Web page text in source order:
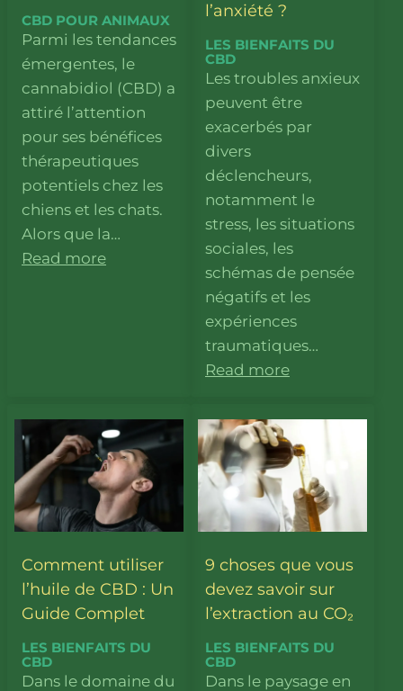
CBD POUR ANIMAUX
Parmi les tendances
émergentes, le
cannabidiol (CBD) a
attiré l’attention
pour ses bénéfices
thérapeutiques
potentiels chez les
chiens et les chats.
Alors que la…
Read more
l’anxiété ?
LES BIENFAITS DU
CBD
Les troubles anxieux
peuvent être
exacerbés par
divers
déclencheurs,
notamment le
stress, les situations
sociales, les
schémas de pensée
négatifs et les
expériences
traumatiques…
Read more
Comment utiliser
l’huile de CBD : Un
Guide Complet
LES BIENFAITS DU
CBD
Dans le domaine du
9 choses que vous
devez savoir sur
l’extraction au CO₂
LES BIENFAITS DU
CBD
Dans le paysage en